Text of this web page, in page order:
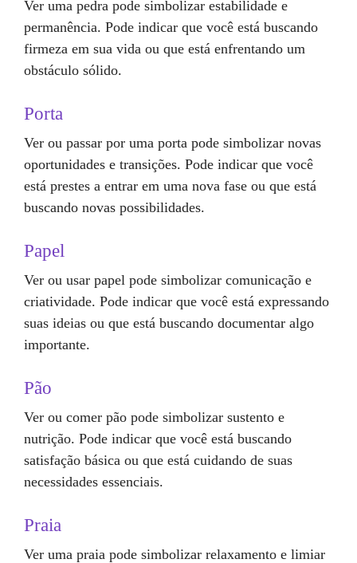
Ver uma pedra pode simbolizar estabilidade e
permanência. Pode indicar que você está buscando
firmeza em sua vida ou que está enfrentando um
obstáculo sólido.
Porta
Ver ou passar por uma porta pode simbolizar novas
oportunidades e transições. Pode indicar que você
está prestes a entrar em uma nova fase ou que está
buscando novas possibilidades.
Papel
Ver ou usar papel pode simbolizar comunicação e
criatividade. Pode indicar que você está expressando
suas ideias ou que está buscando documentar algo
importante.
Pão
Ver ou comer pão pode simbolizar sustento e
nutrição. Pode indicar que você está buscando
satisfação básica ou que está cuidando de suas
necessidades essenciais.
Praia
Ver uma praia pode simbolizar relaxamento e limiar